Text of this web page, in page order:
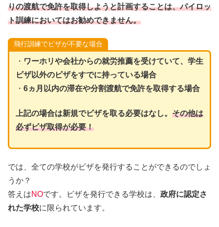
りの渡航で免許を取得しようと計画することは、パイロッ
ト訓練においてはお勧めできません。
飛行訓練でビザが不要な場合
・ ワーホリや会社からの就労推薦を受けていて、学生
ビザ以外のビザをすでに持っている場合
・ 6ヵ月以内の滞在や分割渡航で免許を取得する場合
上記の場合は新規でビザを取る必要はなし。 その他は
必ずビザ取得が必要！
では、全ての学校がビザを発行することができるのでしょ
うか？
答えはNOです。ビザを発行できる学校は、 政府に認定さ
れた学校に限られています。